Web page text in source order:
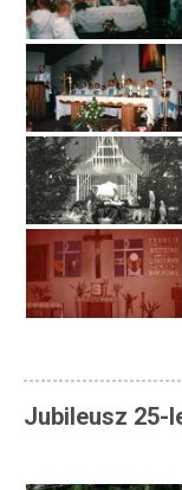
Jubileusz 25-